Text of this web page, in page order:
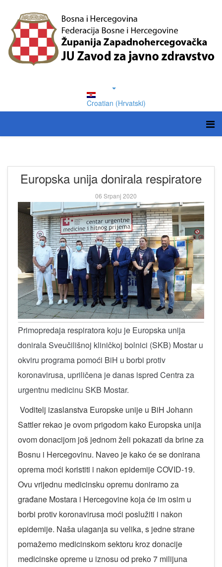
Croatian (Hrvatski)
Europska unija donirala respiratore
06 Srpanj 2020
Primopredaja respiratora koju je Europska unija
donirala Sveučilišnoj kliničkoj bolnici (SKB) Mostar u
okviru programa pomoći BiH u borbi protiv
koronavirusa, upriličena je danas ispred Centra za
urgentnu medicinu SKB Mostar.
Voditelj izaslanstva Europske unije u BiH Johann
Sattler rekao je ovom prigodom kako Europska unija
ovom donacijom još jednom želi pokazati da brine za
Bosnu i Hercegovinu. Naveo je kako će se donirana
oprema moći koristiti i nakon epidemije COVID-19.
Ovu vrijednu medicinsku opremu doniramo za
građane Mostara i Hercegovine koja će im osim u
borbi protiv koronavirusa moći poslužiti i nakon
epidemije. Naša ulaganja su velika, s jedne strane
pomažemo medicinskom sektoru kroz donacije
medicinske opreme u iznosu od preko 7 milijuna